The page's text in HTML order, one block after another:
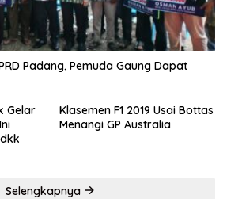
Padang, Pemuda Gaung Dapat
Gelar
Klasemen F1 2019 Usai Bottas
Menangi GP Australia
Selengkapnya